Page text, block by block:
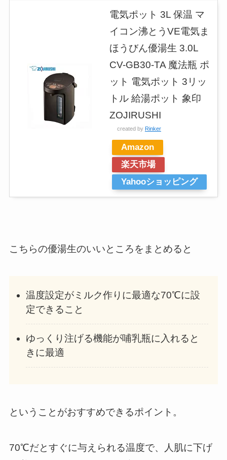
電気ポット 3L 保温 マ
イコン沸とうVE電気ま
ほうびん優湯生 3.0L
CV-GB30-TA 魔法瓶 ポ
ット 電気ポット 3リッ
トル 給湯ポット 象印
ZOJIRUSHI
created by Rinker
Amazon
楽天市場
Yahooショッピング
こちらの優湯生のいいところをまとめると
温度設定がミルク作りに最適な70℃に設
定できること
ゆっくり注げる機能が哺乳瓶に入れると
きに最適
ということがおすすめできるポイント。
70℃だとすぐに与えられる温度で、人肌に下げ